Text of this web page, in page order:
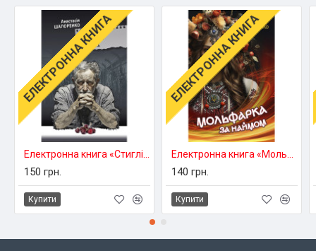
ЕЛЕКТРОННА КНИГА
150 грн.
Купити
ЕЛЕКТРОННА КНИГА
140 грн.
Купити